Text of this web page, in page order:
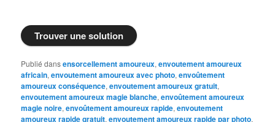
Trouver une solution
Publié dansensorcellement amoureux,envoutement amoureux
africain,envoutement amoureux avec photo,envoûtement
amoureux conséquence,envoutement amoureux gratuit,
envoutement amoureux magie blanche,envoûtement amoureux
magie noire,envoûtement amoureux rapide,envoutement
amoureux rapide gratuit,envoutement amoureux rapide par photo,